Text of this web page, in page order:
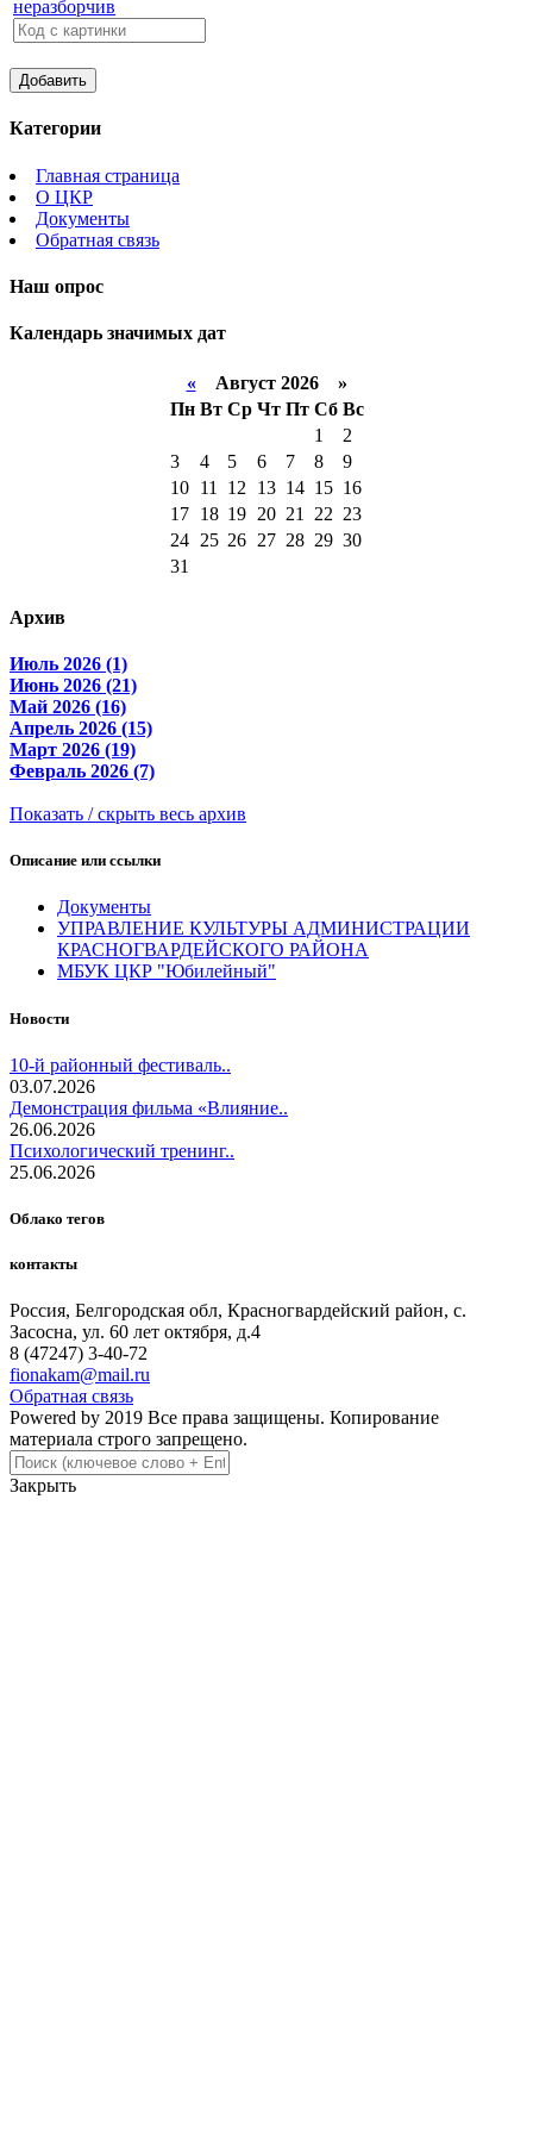
Категории
Главная страница
О ЦКР
Документы
Обратная связь
Наш опрос
Календарь значимых дат
«Август 2026 »
Пн Вт Ср Чт Пт Сб Вс
1
2
3
4 5 6 7 8
9
10
11 12 13 14 15 16
17
18 19 20 21 22 23
24 25 26 27 28 29 30
31
Архив
Июль 2026 (1)
Июнь 2026 (21)
Май 2026 (16)
Апрель 2026 (15)
Март 2026 (19)
Февраль 2026 (7)
Показать / скрыть весь архив
Описание или ссылки
Документы
УПРАВЛЕНИЕ КУЛЬТУРЫ АДМИНИСТРАЦИИ
КРАСНОГВАРДЕЙСКОГО РАЙОНА
МБУК ЦКР "Юбилейный"
Новости
10-й районный фестиваль..
03.07.2026
Демонстрация фильма «Влияние..
26.06.2026
Психологический тренинг..
25.06.2026
Облако тегов
контакты
Россия, Белгородская обл, Красногвардейский район, с.
Засосна, ул. 60 лет октября, д.4
8 (47247) 3-40-72
fionakam@mail.ru
Обратная связь
Powered by 2019 Все права защищены. Копирование
материала строго запрещено.
Закрыть